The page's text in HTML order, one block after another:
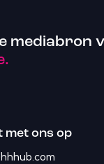
mediabron
met ons op